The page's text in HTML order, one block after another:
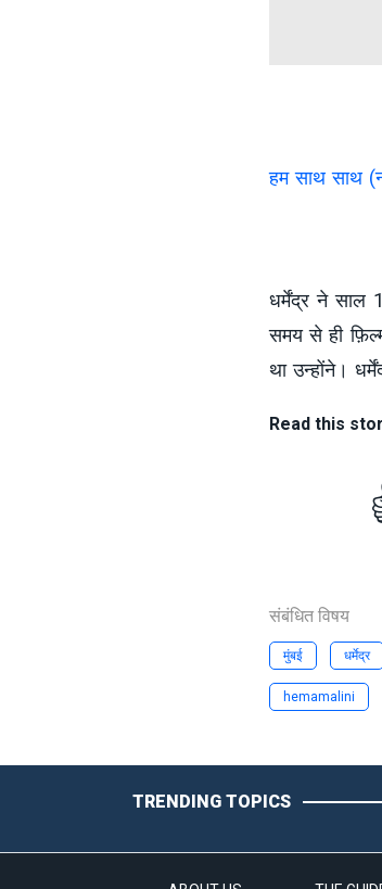
हम साथ साथ
धर्मेंद्र ने
समय से ही
था उन्होंने।
Read this
संबंधित विषय
मुंबई धर्मेद्र
hemamalini
TRENDING TOPICS